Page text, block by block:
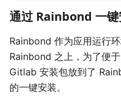
通过 Rainbond 一
Rainbond 作为应用运行
Rainbond 之上，为了便
Gitlab 安装包放到了
的一键安装。